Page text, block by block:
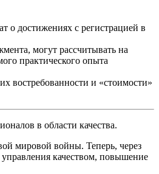
о достижениях с регистрацией в
могут рассчитывать на
практического опыта
востребованности и «стоимости»
в области качества.
мировой войны. Теперь, через
качеством, повышение